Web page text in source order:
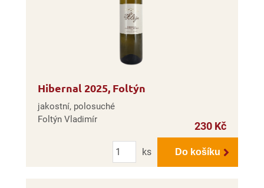
Hibernal 2025, Foltýn
jakostní, polosuché
Foltýn Vladimír
230 Kč
Počet
ks
Do košíku